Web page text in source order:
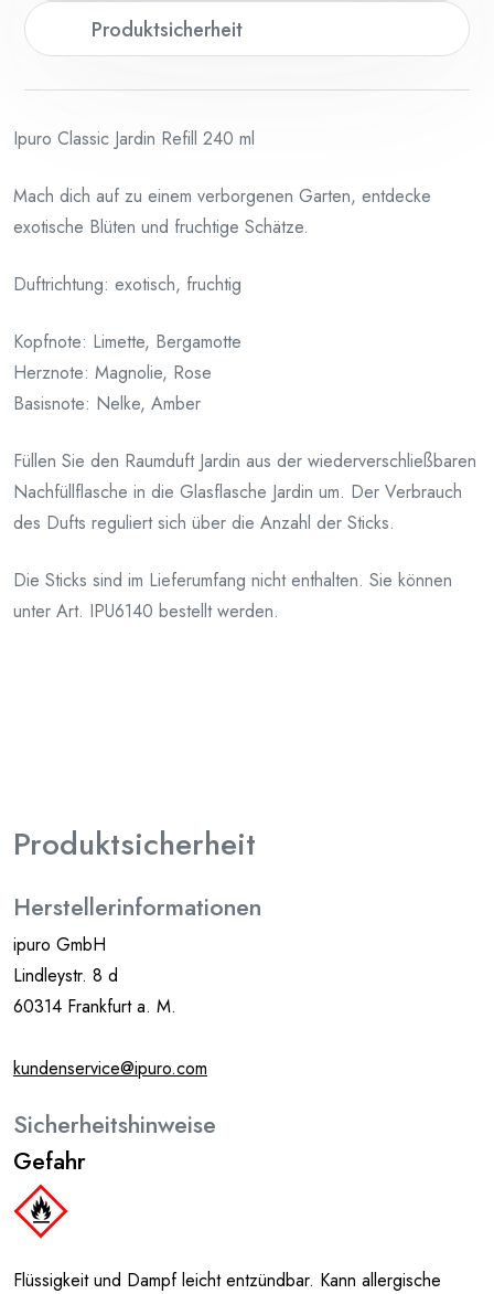
Produktsicherheit
Ipuro Classic Jardin Refill 240 ml
Mach dich auf zu einem verborgenen Garten, entdecke
exotische Blüten und fruchtige Schätze.
Duftrichtung: exotisch, fruchtig
Kopfnote: Limette, Bergamotte
Herznote: Magnolie, Rose
Basisnote: Nelke, Amber
Füllen Sie den Raumduft Jardin aus der wiederverschließbaren
Nachfüllflasche in die Glasflasche Jardin um. Der Verbrauch
des Dufts reguliert sich über die Anzahl der Sticks.
Die Sticks sind im Lieferumfang nicht enthalten. Sie können
unter Art. IPU6140 bestellt werden.
Produktsicherheit
Herstellerinformationen
ipuro GmbH
Lindleystr. 8 d
60314 Frankfurt a. M.
kundenservice@ipuro.com
Sicherheitshinweise
Gefahr
Flüssigkeit und Dampf leicht entzündbar. Kann allergische